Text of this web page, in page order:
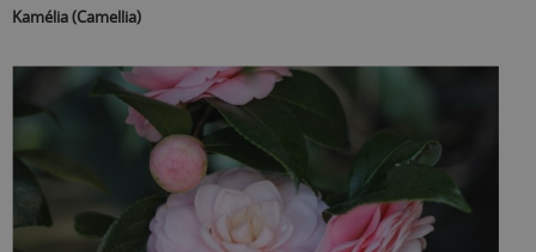
Kamélia (Camellia)